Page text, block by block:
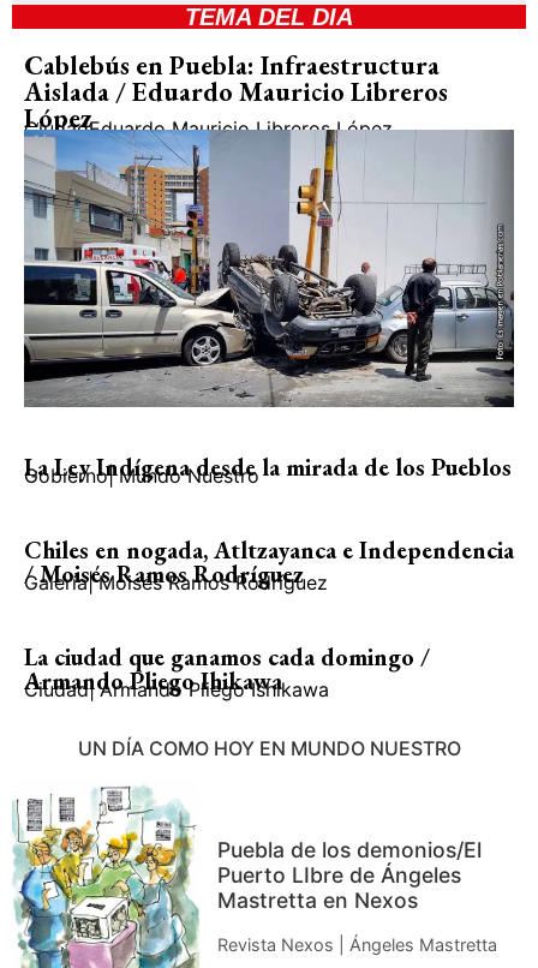
TEMA DEL DIA
Cablebús en Puebla: Infraestructura
Aislada / Eduardo Mauricio Libreros
López
CiudadEduardo Mauricio Libreros López
La Ley Indígena desde la mirada de los Pueblos
Gobierno| Mundo Nuestro
Chiles en nogada, Atltzayanca e Independencia
/ Moisés Ramos Rodríguez
Galería| Moisés Ramos Rodríguez
La ciudad que ganamos cada domingo /
Armando Pliego Ihikawa
Ciudad| Armando Pliego Ishikawa
UN DÍA COMO HOY EN MUNDO NUESTRO
Puebla de los demonios/El
Puerto LIbre de Ángeles
Mastretta en Nexos
Revista Nexos | Ángeles Mastretta